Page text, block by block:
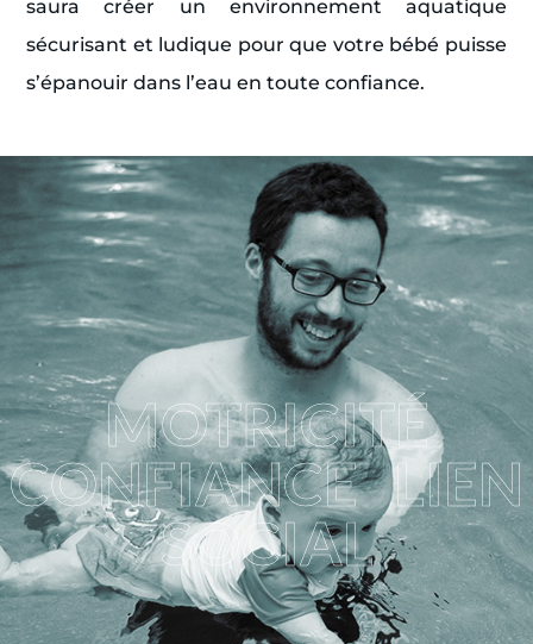
saura créer un environnement aquatique
sécurisant et ludique pour que votre bébé puisse
s’épanouir dans l’eau en toute confiance.
MOTRICITÉ
CONFIANCE LIEN
SOCIAL